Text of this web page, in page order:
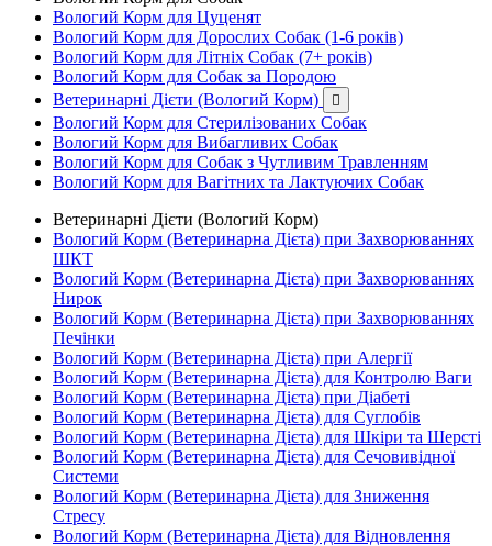
Вологий Корм для Цуценят
Вологий Корм для Дорослих Собак (1-6 років)
Вологий Корм для Літніх Собак (7+ років)
Вологий Корм для Собак за Породою
Ветеринарні Дієти (Вологий Корм)

Вологий Корм для Стерилізованих Собак
Вологий Корм для Вибагливих Собак
Вологий Корм для Собак з Чутливим Травленням
Вологий Корм для Вагітних та Лактуючих Собак
Ветеринарні Дієти (Вологий Корм)
Вологий Корм (Ветеринарна Дієта) при Захворюваннях
ШКТ
Вологий Корм (Ветеринарна Дієта) при Захворюваннях
Нирок
Вологий Корм (Ветеринарна Дієта) при Захворюваннях
Печінки
Вологий Корм (Ветеринарна Дієта) при Алергії
Вологий Корм (Ветеринарна Дієта) для Контролю Ваги
Вологий Корм (Ветеринарна Дієта) при Діабеті
Вологий Корм (Ветеринарна Дієта) для Суглобів
Вологий Корм (Ветеринарна Дієта) для Шкіри та Шерсті
Вологий Корм (Ветеринарна Дієта) для Сечовивідної
Системи
Вологий Корм (Ветеринарна Дієта) для Зниження
Стресу
Вологий Корм (Ветеринарна Дієта) для Відновлення